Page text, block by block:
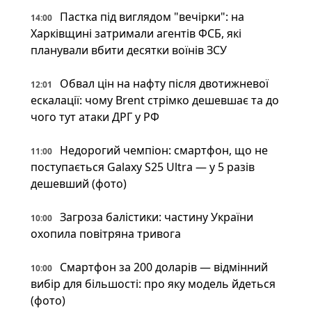
14:00
Пастка під виглядом "вечірки": на
Харківщині затримали агентів ФСБ, які
планували вбити десятки воїнів ЗСУ
12:01
Обвал цін на нафту після двотижневої
ескалації: чому Brent стрімко дешевшає та до
чого тут атаки ДРГ у РФ
11:00
Недорогий чемпіон: смартфон, що не
поступається Galaxy S25 Ultra — у 5 разів
дешевший (фото)
10:00
Загроза балістики: частину України
охопила повітряна тривога
10:00
Смартфон за 200 доларів — відмінний
вибір для більшості: про яку модель йдеться
(фото)